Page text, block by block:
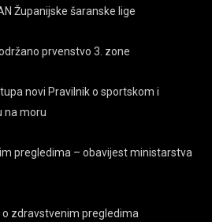
Županijske šaranske lige
prvenstvo 3. zone
novi Pravilnik o sportskom i
na moru
pregledima – obavijest ministarstva
o zdravstvenim pregledima